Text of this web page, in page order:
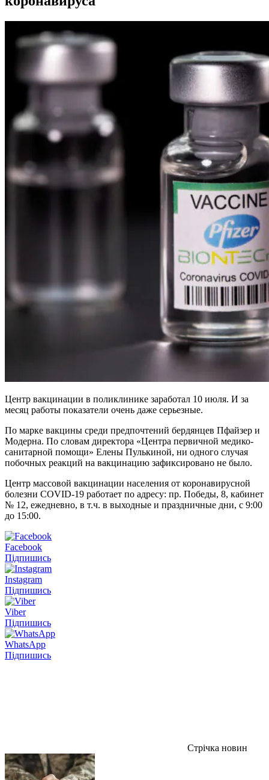
Центр вакцинации в поликлинике заработал 10 июля. И за
месяц работы показатели очень даже серьезные.
По марке вакцины среди предпочтений бердянцев Пфайзер и
Модерна. По словам директора «Центра первичной медико-
санитарной помощи» Елены Пулькиной, ни одного случая
побочных реакций на вакцинацию зафиксировано не было.
Центр массовой вакцинации населения от коронавирусной
болезни COVID-19 работает по адресу: пр. Победы, 8, кабинет
№ 12, ежедневно, в т.ч. в выходные и праздничные дни, с 9:00
до 15:00.
Facebook
Підпишись
Instagram
Підпишись
Viber
Підпишись
WhatsApp
Підпишись
Стрічка новин